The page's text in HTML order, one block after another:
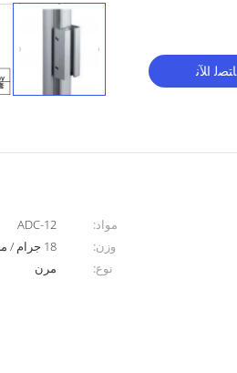
ﺎﺘﺼﻟ ﺍﻶﻧ
مواد:
ADC-12
وزن:
18 جرام / مجموعة
نوع:
مرن